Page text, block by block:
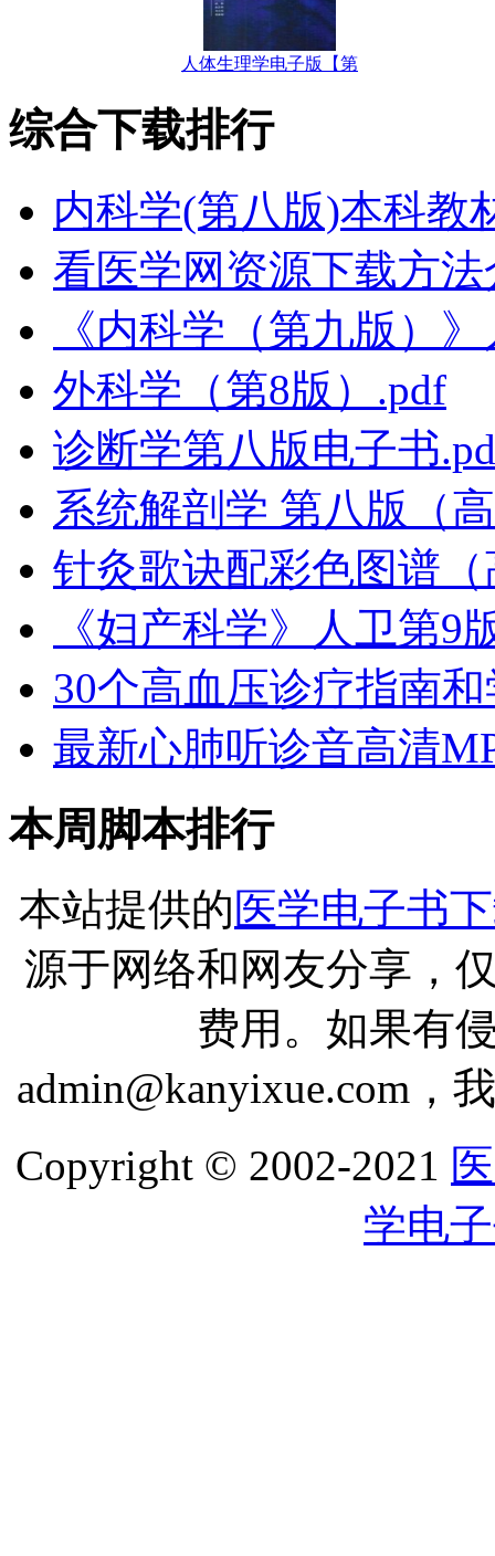
人体生理学电子版【第
综合下载排行
内科学(第八版)本科教
看医学网资源下载方法
《内科学（第九版）
外科学（第8版）.pdf
诊断学第八版电子书
系统解剖学 第八版（
针灸歌诀配彩色图谱
《妇产科学》人卫第9
30个高血压诊疗指南
最新心肺听诊音高清
本周脚本排行
本站提供的医学电子书
源于网络和网友分享，
费用。如果有
admin@kanyixue.com，
Copyright © 2002-2021
学电